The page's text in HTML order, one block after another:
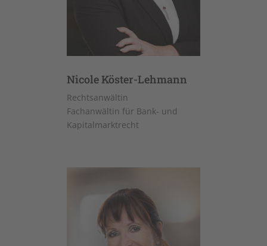
Nicole Köster-Lehmann
Rechtsanwältin
Fachanwältin für Bank- und
Kapitalmarktrecht